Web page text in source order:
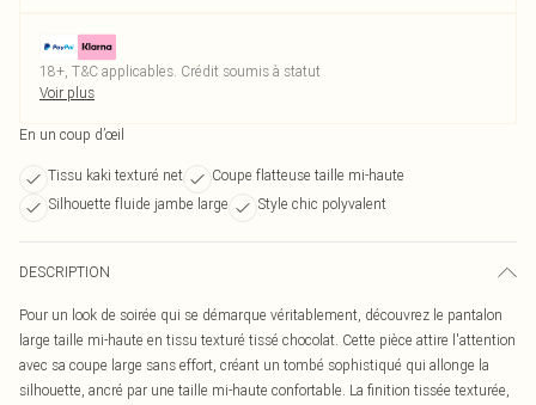
18+, T&C applicables. Crédit soumis à statut
Voir plus
En un coup d’œil
Tissu kaki texturé net
Coupe flatteuse taille mi-haute
Silhouette fluide jambe large
Style chic polyvalent
DESCRIPTION
Pour un look de soirée qui se démarque véritablement, découvrez le pantalon
large taille mi-haute en tissu texturé tissé chocolat. Cette pièce attire l'attention
avec sa coupe large sans effort, créant un tombé sophistiqué qui allonge la
silhouette, ancré par une taille mi-haute confortable. La finition tissée texturée,